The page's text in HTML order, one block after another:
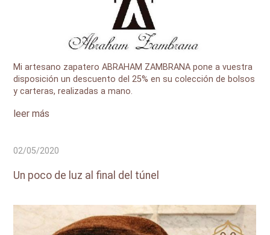
Mi artesano zapatero ABRAHAM ZAMBRANA pone a vuestra
disposición un descuento del 25% en su colección de bolsos
y carteras, realizadas a mano.
leer más
02/05/2020
Un poco de luz al final del túnel